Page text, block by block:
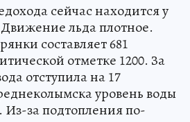
сейчас находится у
льда плотное.
составляет 681
отметке 1200. За
отступила на 17
уровень воды
Из-за подтопления по-